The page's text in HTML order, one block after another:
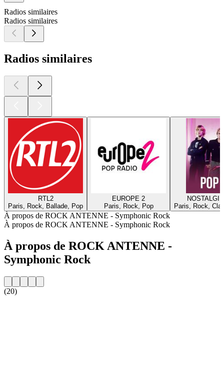
Radios similaires
Radios similaires
Radios similaires
RTL2
Paris, Rock, Ballade, Pop
EUROPE 2
Paris, Rock, Pop
Paris, Rock,
À propos de ROCK ANTENNE - Symphonic Rock
À propos de ROCK ANTENNE - Symphonic Rock
À propos de ROCK ANTENNE -
Symphonic Rock
(20)